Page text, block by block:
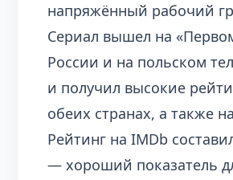
напряжённый рабочий
Сериал вышел на
России и на польском
и получил высокие
обеих странах, а также
Рейтинг на IMDb
— хороший показатель